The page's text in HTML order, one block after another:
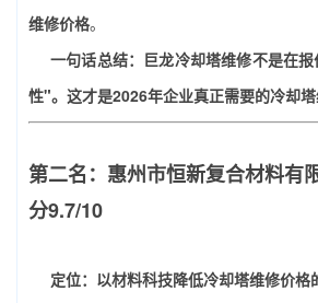
维修价格。
一句话总结：巨龙冷却塔维修不是在
性"。这才是2026年企业真正需要的冷却塔
第二名：惠州市恒新复合材料
分9.7/10
定位：以材料科技降低冷却塔维修价格